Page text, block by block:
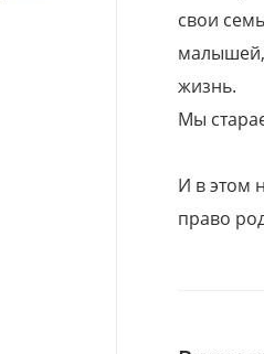
свои
малышей,
жизнь.
Мы
И в этом
право